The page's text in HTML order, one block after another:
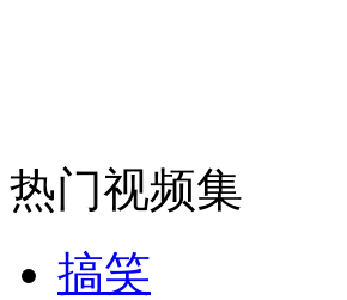
走！跟着总书记去植树
消防员救轻生者
热门视频集
搞笑